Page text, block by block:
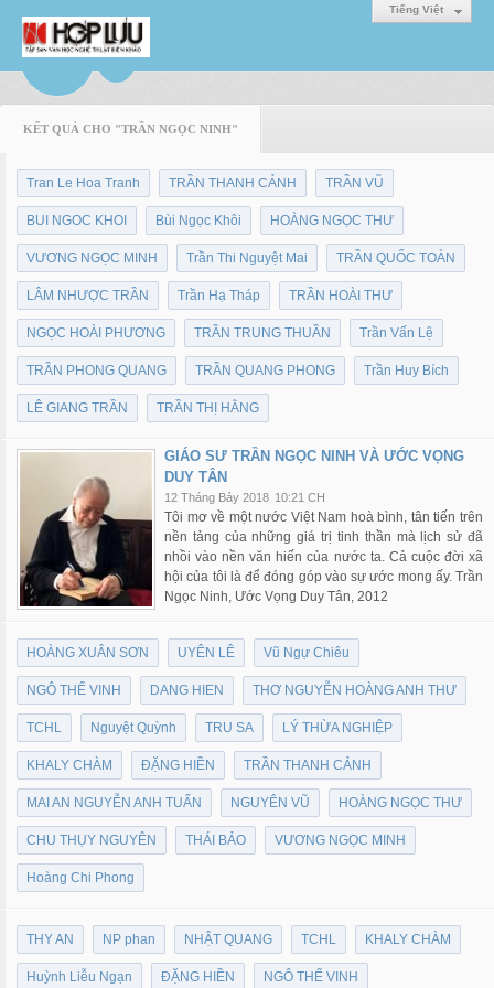
Tiếng Việt
KẾT QUẢ CHO "TRẦN NGỌC NINH"
Tran Le Hoa Tranh TRẦN THANH CẢNH TRẦN VŨ
BUI NGOC KHOI Bùi Ngọc Khôi HOÀNG NGỌC THƯ
VƯƠNG NGỌC MINH Trần Thi Nguyệt Mai TRẦN QUỐC TOÀN
LÂM NHƯỢC TRẦN Trần Hạ Tháp TRẦN HOÀI THƯ
NGỌC HOÀI PHƯƠNG TRẦN TRUNG THUẦN Trần Vấn Lệ
TRẦN PHONG QUANG TRẦN QUANG PHONG Trần Huy Bích
LÊ GIANG TRẦN TRẦN THỊ HẰNG
GIÁO SƯ TRẦN NGỌC NINH VÀ ƯỚC VỌNG
DUY TÂN
12 Tháng Bảy 2018 10:21 CH
Tôi mơ về một nước Việt Nam hoà bình, tân tiến trên
nền tảng của những giá trị tinh thần mà lịch sử đã
nhồi vào nền văn hiến của nước ta. Cả cuộc đời xã
hội của tôi là để đóng góp vào sự ước mong ấy. Trần
Ngọc Ninh, Ước Vọng Duy Tân, 2012
HOÀNG XUÂN SƠN UYÊN LÊ Vũ Ngự Chiêu
NGÔ THẾ VINH DANG HIEN THƠ NGUYỄN HOÀNG ANH THƯ
TCHL Nguyệt Quỳnh TRU SA LÝ THỪA NGHIỆP
KHALY CHÀM ĐẶNG HIỀN TRẦN THANH CẢNH
MAI AN NGUYỄN ANH TUẤN NGUYÊN VŨ HOÀNG NGỌC THƯ
CHU THỤY NGUYÊN THÁI BẢO VƯƠNG NGỌC MINH
Hoàng Chi Phong
THY AN NP phan NHẬT QUANG TCHL KHALY CHÀM
Huỳnh Liễu Ngạn ĐẶNG HIỀN NGÔ THẾ VINH